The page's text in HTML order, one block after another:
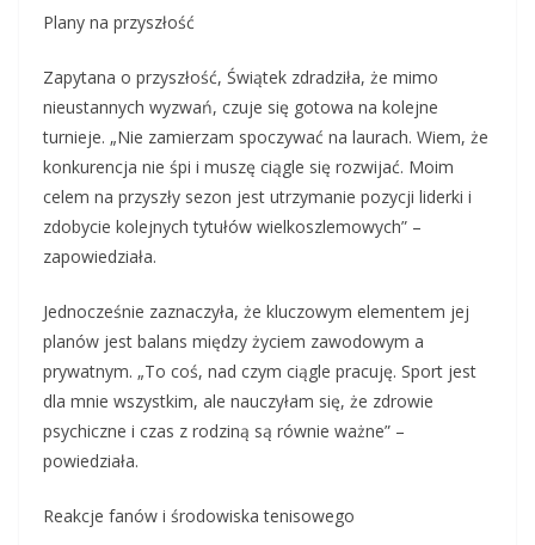
Plany na przyszłość
Zapytana o przyszłość, Świątek zdradziła, że mimo
nieustannych wyzwań, czuje się gotowa na kolejne
turnieje. „Nie zamierzam spoczywać na laurach. Wiem, że
konkurencja nie śpi i muszę ciągle się rozwijać. Moim
celem na przyszły sezon jest utrzymanie pozycji liderki i
zdobycie kolejnych tytułów wielkoszlemowych” –
zapowiedziała.
Jednocześnie zaznaczyła, że kluczowym elementem jej
planów jest balans między życiem zawodowym a
prywatnym. „To coś, nad czym ciągle pracuję. Sport jest
dla mnie wszystkim, ale nauczyłam się, że zdrowie
psychiczne i czas z rodziną są równie ważne” –
powiedziała.
Reakcje fanów i środowiska tenisowego